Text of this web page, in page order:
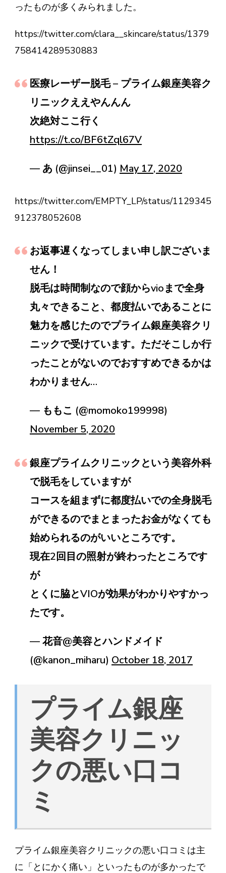
ったものが多くみられました。
https://twitter.com/clara__skincare/status/1379
758414289530883
医療レーザー脱毛 – プライム銀座美容ク
リニックええやんんん
次絶対ここ行く
https://t.co/BF6tZql67V
— あ (@jinsei__01) May 17, 2020
https://twitter.com/EMPTY_LP/status/1129345
912378052608
お返事遅くなってしまい申し訳ございま
せん！
脱毛は時間制なので顔からvioまで全身
丸々できること、都度払いであることに
魅力を感じたのでプライム銀座美容クリ
ニックで受けています。ただそこしか行
ったことがないのでおすすめできるかは
わかりません…
— ももこ (@momoko199998)
November 5, 2020
銀座プライムクリニックという美容外科
で脱毛をしていますが
コースを組まずに都度払いでの全身脱毛
ができるのでまとまったお金がなくても
始められるのがいいところです。
現在2回目の照射が終わったところです
が
とくに脇とVIOが効果がわかりやすかっ
たです。
— 花音@美容とハンドメイド
(@kanon_miharu) October 18, 2017
プライム銀座
美容クリニッ
クの悪い口コ
ミ
プライム銀座美容クリニックの悪い口コミは主
に「とにかく痛い」といったものが多かったで